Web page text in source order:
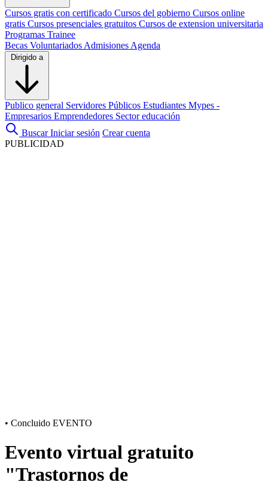
Cursos gratis con certificado Cursos del gobierno Cursos online
gratis Cursos presenciales gratuitos Cursos de extension universitaria
Programas Trainee
Becas Voluntariados Admisiones Agenda
Dirigido a
Publico general Servidores Públicos Estudiantes Mypes -
Empresarios Emprendedores Sector educación
Buscar Iniciar sesión Crear cuenta
PUBLICIDAD
• Concluido EVENTO
Evento virtual gratuito
"Trastornos de